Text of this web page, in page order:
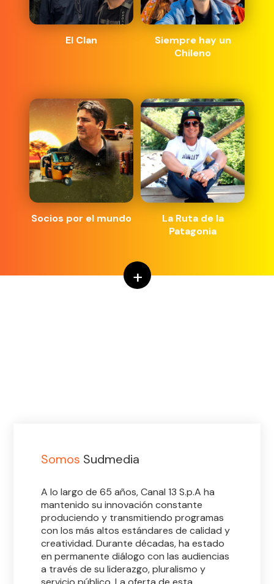
El Clan
Siempre hay un
Chileno
Socios por el mundo
La Ruta de la
Patagonia
+
Somos Sudmedia
A lo largo de 65 años, Canal 13 S.p.A ha
mantenido su innovación constante
produciendo y transmitiendo programas
con los más altos estándares de calidad y
creatividad. Durante décadas, ha estado
en permanente diálogo con las audiencias
a través de su liderazgo, pluralismo y